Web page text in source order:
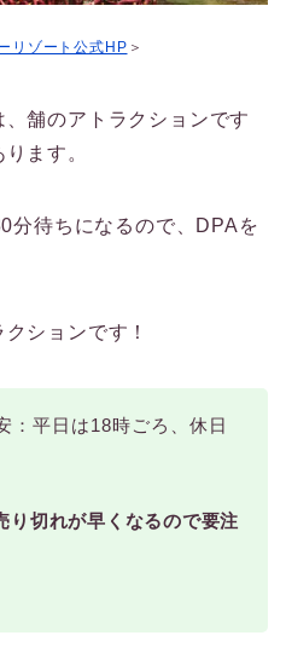
リゾート公式HP ＞
舗のアトラクションです
ます。
分待ちになるので、DPAを
ションです！
：平日は18時ごろ、休日
り切れが早くなるので要注